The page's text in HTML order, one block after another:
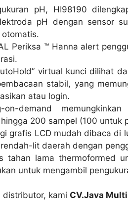
pH, HI98190
pH dengan sensor
Periksa ™ Hanna alert
virtual kunci dilihat
stabil, yang
atau login.
on-demand
200 sampel (100 untuk
grafis LCD mudah dibaca di
lit daerah dengan
tahan lama thermoformed
untuk mengambil
distributor, kami CV.Java